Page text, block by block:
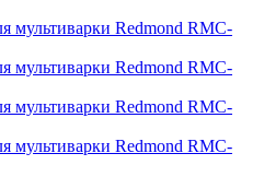
мультиварки Redmond RMC-
мультиварки Redmond RMC-
мультиварки Redmond RMC-
мультиварки Redmond RMC-